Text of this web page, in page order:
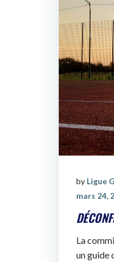
by Ligue
mars 24,
La
un guide